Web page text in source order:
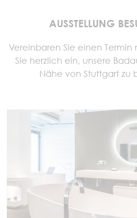
AUSSTELLUNG
Vereinbaren Sie einen Termin
Sie herzlich ein, unsere
Nähe von Stuttgart zu